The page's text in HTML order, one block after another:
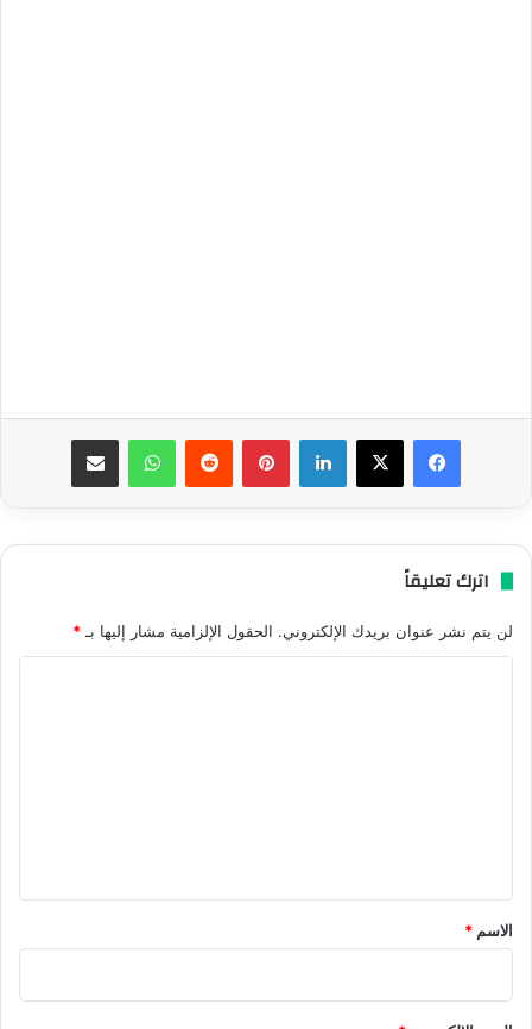
فيسبوك ‫X لينكدإن بينتيريست واتساب مشاركة عبر البريد
اترك تعليقاً
لن يتم نشر عنوان بريدك الإلكتروني. الحقول الإلزامية مشار إليها بـ *
*
الاسم *